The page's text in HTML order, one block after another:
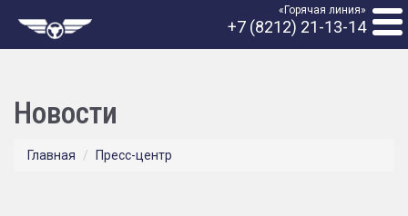
«Горячая линия»
+7 (8212) 21-13-14
Новости
Главная Пресс-центр